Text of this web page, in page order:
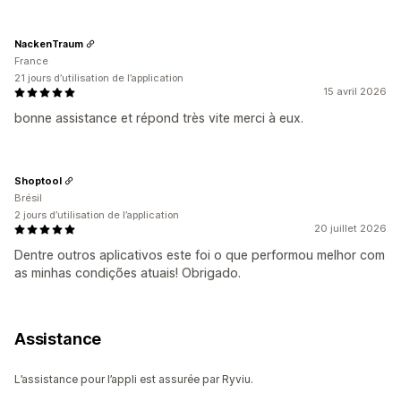
15 avril 2026
bonne assistance et répond très vite merci à eux.
NackenTraum
France
21 jours d’utilisation de l’application
20 juillet 2026
Dentre outros aplicativos este foi o que performou melhor com
as minhas condições atuais! Obrigado.
Shoptool
Brésil
2 jours d’utilisation de l’application
Assistance
L’assistance pour l’appli est assurée par Ryviu.